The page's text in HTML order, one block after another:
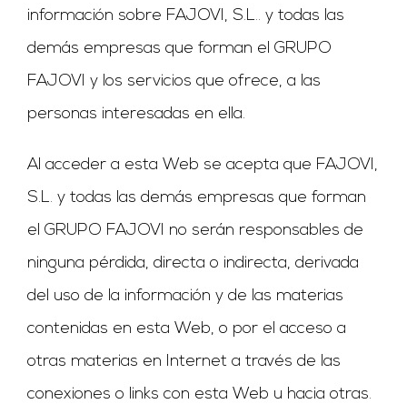
información sobre FAJOVI, S.L.. y todas las
demás empresas que forman el GRUPO
FAJOVI y los servicios que ofrece, a las
personas interesadas en ella.
Al acceder a esta Web se acepta que FAJOVI,
S.L. y todas las demás empresas que forman
el GRUPO FAJOVI no serán responsables de
ninguna pérdida, directa o indirecta, derivada
del uso de la información y de las materias
contenidas en esta Web, o por el acceso a
otras materias en Internet a través de las
conexiones o links con esta Web u hacia otras.